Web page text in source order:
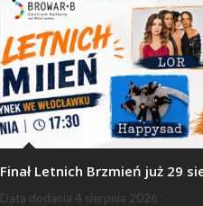
Finał Letnich Brzmień już 29
Data dodania 4 sierpnia 2026